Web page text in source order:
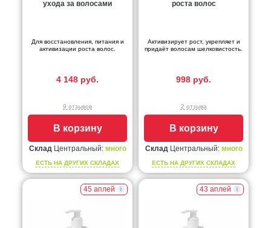
ухода за волосами
Для восстановления, питания и
активизации роста волос.
4 148 руб.
9 отзывов
В корзину
Склад Центральный: много
ЕСТЬ НА ДРУГИХ СКЛАДАХ
роста волос
Активизирует рост, укрепляет и
придаёт волосам шелковистость.
998 руб.
2 отзыва
В корзину
Склад Центральный: много
ЕСТЬ НА ДРУГИХ СКЛАДАХ
45 аплей 43 аплей